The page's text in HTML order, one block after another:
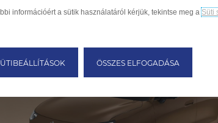
információért a sütik használatáról kérjük, tekintse meg aSüti
SÜTIBEÁLLÍTÁSOK ÖSSZES ELFOGADÁSA